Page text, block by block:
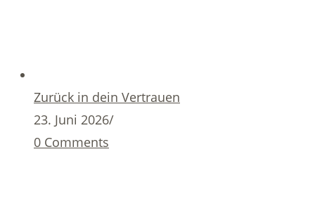
Zurück in dein Vertrauen
23. Juni 2026/
0 Comments